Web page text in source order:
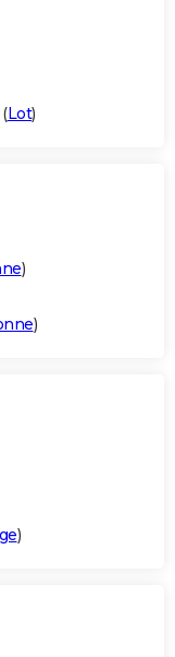
Lot)
)
)
)